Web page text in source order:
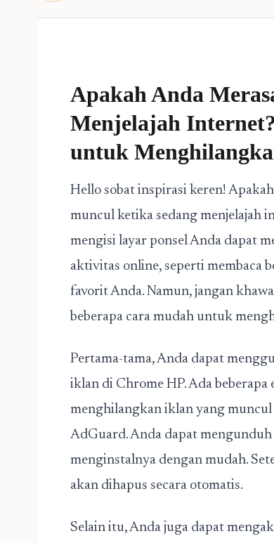
Apakah Anda
Menjelajah
untuk
Hello sobat inspirasi keren!
muncul ketika sedang menjelajah
mengisi layar ponsel Anda dapat
aktivitas online, seperti membaca
favorit Anda. Namun, jangan
beberapa cara mudah untuk
Pertama-tama, Anda dapat
iklan di Chrome HP. Ada
menghilangkan iklan yang
AdGuard. Anda dapat
menginstalnya dengan mudah.
akan dihapus secara otomatis.
Selain itu, Anda juga dapat